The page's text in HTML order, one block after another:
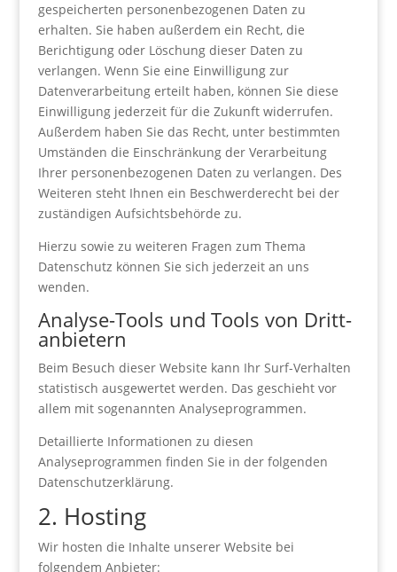
gespeicherten personenbezogenen Daten zu
erhalten. Sie haben außerdem ein Recht, die
Berichtigung oder Löschung dieser Daten zu
verlangen. Wenn Sie eine Einwilligung zur
Datenverarbeitung erteilt haben, können Sie diese
Einwilligung jederzeit für die Zukunft widerrufen.
Außerdem haben Sie das Recht, unter bestimmten
Umständen die Einschränkung der Verarbeitung
Ihrer personenbezogenen Daten zu verlangen. Des
Weiteren steht Ihnen ein Beschwerderecht bei der
zuständigen Aufsichtsbehörde zu.
Hierzu sowie zu weiteren Fragen zum Thema
Datenschutz können Sie sich jederzeit an uns
wenden.
Analyse-Tools und Tools von Dritt­
anbietern
Beim Besuch dieser Website kann Ihr Surf-Verhalten
statistisch ausgewertet werden. Das geschieht vor
allem mit sogenannten Analyseprogrammen.
Detaillierte Informationen zu diesen
Analyseprogrammen finden Sie in der folgenden
Datenschutzerklärung.
2. Hosting
Wir hosten die Inhalte unserer Website bei
folgendem Anbieter: